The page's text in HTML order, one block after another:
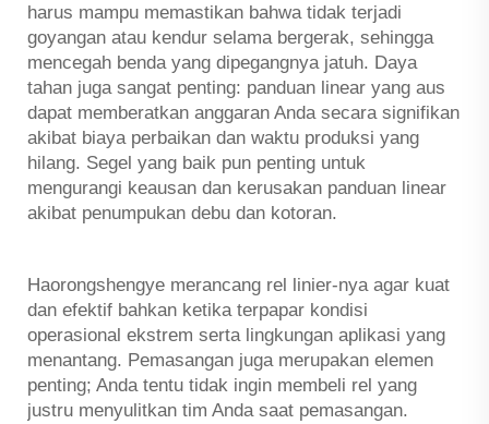
harus mampu memastikan bahwa tidak terjadi
goyangan atau kendur selama bergerak, sehingga
mencegah benda yang dipegangnya jatuh. Daya
tahan juga sangat penting: panduan linear yang aus
dapat memberatkan anggaran Anda secara signifikan
akibat biaya perbaikan dan waktu produksi yang
hilang. Segel yang baik pun penting untuk
mengurangi keausan dan kerusakan panduan linear
akibat penumpukan debu dan kotoran.
Haorongshengye merancang rel linier-nya agar kuat
dan efektif bahkan ketika terpapar kondisi
operasional ekstrem serta lingkungan aplikasi yang
menantang. Pemasangan juga merupakan elemen
penting; Anda tentu tidak ingin membeli rel yang
justru menyulitkan tim Anda saat pemasangan.